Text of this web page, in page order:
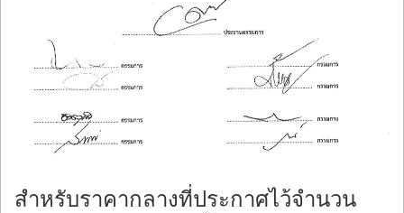
สำหรับราคากลางที่ประกาศไว้จำนวน